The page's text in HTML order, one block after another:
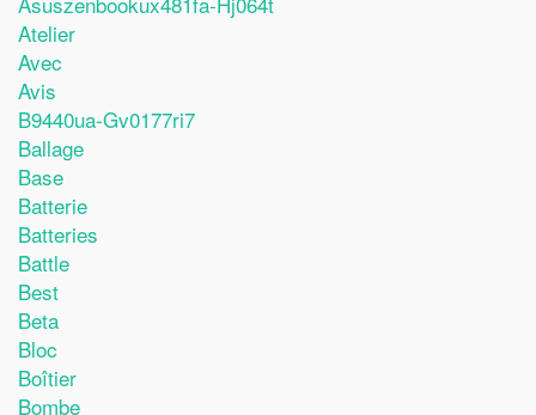
Atelier
Avec
Avis
B9440ua-Gv0177ri7
Ballage
Base
Batterie
Batteries
Battle
Best
Beta
Bloc
Boîtier
Bombe